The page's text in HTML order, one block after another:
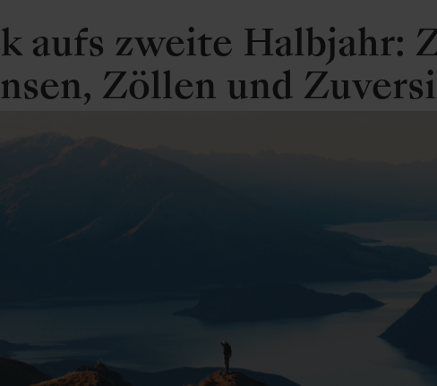
aufs zweite Halbjahr:
Zöllen und